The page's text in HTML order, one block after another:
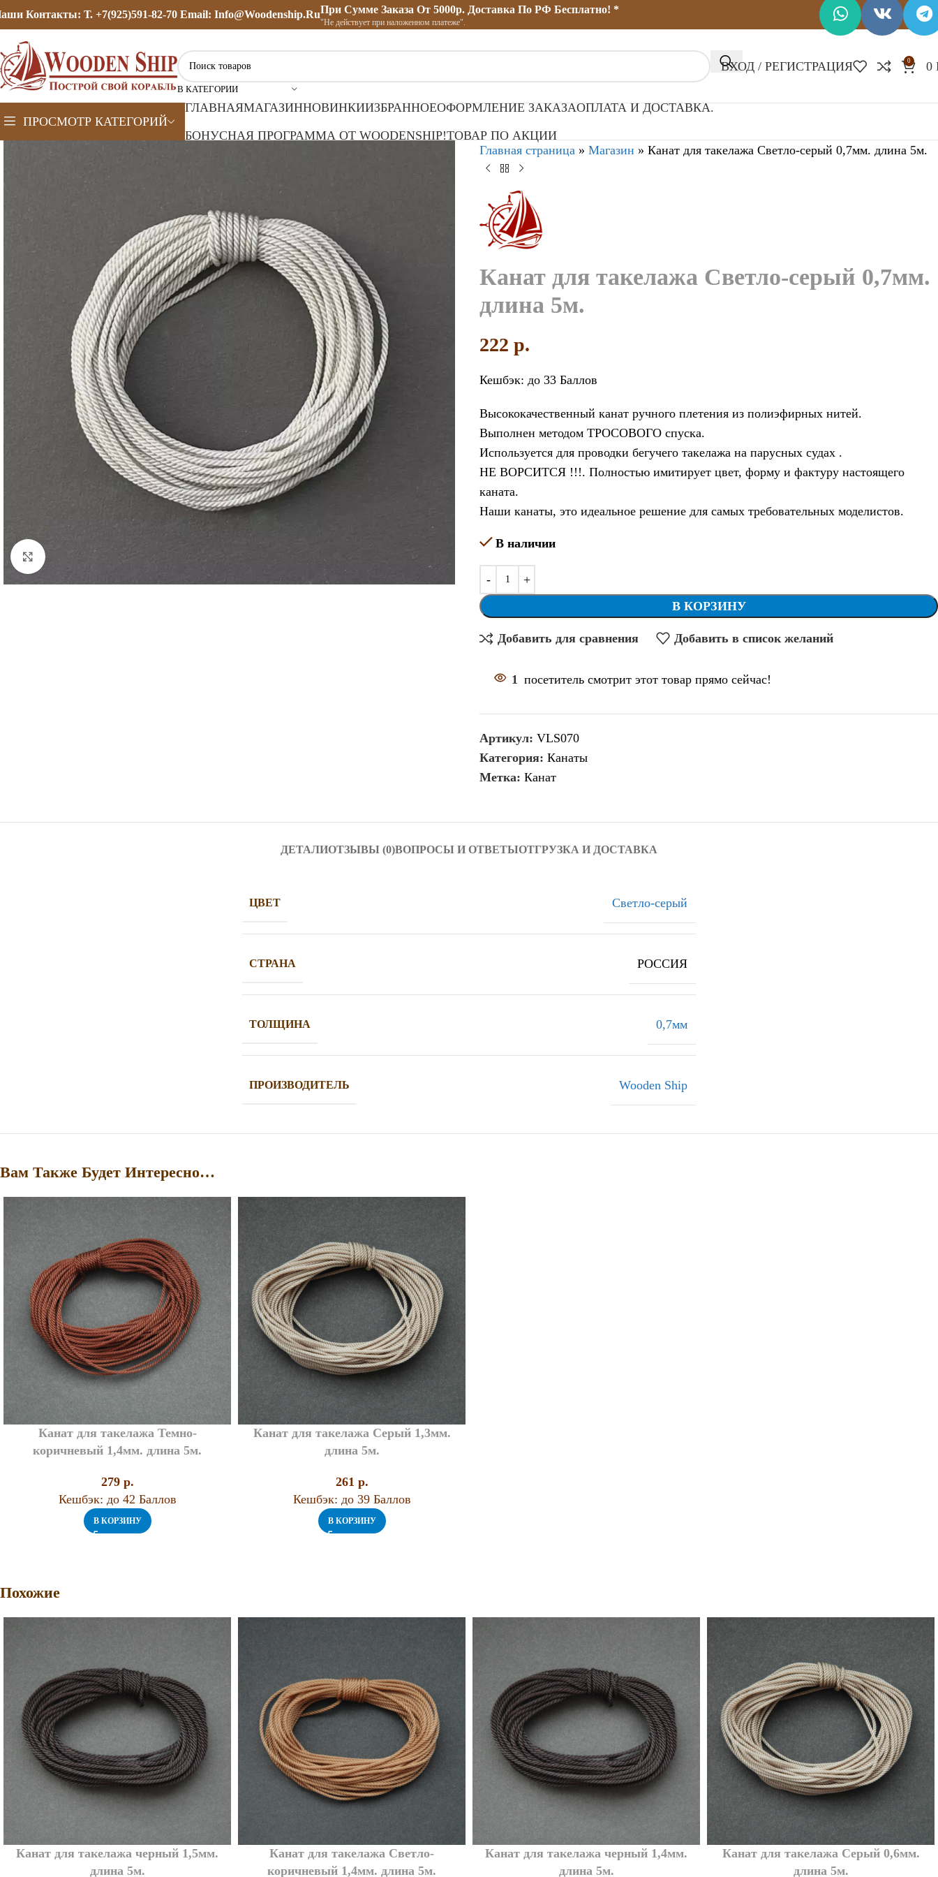
Контакты: Т. +7(925)591-82-70 Email: Info@woodenship.ruПри Сумме Заказа От 5000р. Доставка По РФ Бесплатно! *
"Не действует при наложенном платеже".
В КАТЕГОРИИ
ВХОД / РЕГИСТРАЦИЯ 0 0
ПРОСМОТР КАТЕГОРИЙ
ГЛАВНАЯМАГАЗИННОВИНКИИЗБРАННОЕОФОРМЛЕНИЕ ЗАКАЗАОПЛАТА И ДОСТАВКА.
БОНУСНАЯ ПРОГРАММА ОТ WOODENSHIP!ТОВАР ПО АКЦИИ
Нажмите, чтобы увеличить
Главная страница » Магазин » Канат для такелажа Светло-серый 0,7мм. длина 5м.
Канат для такелажа Светло-серый 0,7мм.
длина 5м.
222 p.
Кешбэк: до 33 Баллов
Высококачественный канат ручного плетения из полиэфирных нитей.
Выполнен методом ТРОСОВОГО спуска.
Используется для проводки бегучего такелажа на парусных судах .
НЕ ВОРСИТСЯ !!!. Полностью имитирует цвет, форму и фактуру настоящего
каната.
Наши канаты, это идеальное решение для самых требовательных моделистов.
В наличии
В КОРЗИНУ
Добавить для сравнения Добавить в список желаний
1 посетитель смотрит этот товар прямо сейчас!
Артикул: VLS070
Категория: Канаты
Метка: Канат
ДЕТАЛИОТЗЫВЫ (0)ВОПРОСЫ И ОТВЕТЫОТГРУЗКА И ДОСТАВКА
ЦВЕТ Светло-серый
СТРАНА РОССИЯ
ТОЛЩИНА 0,7мм
ПРОИЗВОДИТЕЛЬ Wooden Ship
Вам Также Будет Интересно…
Канат для такелажа Темно-
коричневый 1,4мм. длина 5м.
279 p.
Кешбэк: до 42 Баллов
В КОРЗИНУ
Канат для такелажа Серый 1,3мм.
длина 5м.
261 p.
Кешбэк: до 39 Баллов
В КОРЗИНУ
Похожие
Канат для такелажа черный 1,5мм.
длина 5м.
Канат для такелажа Светло-
коричневый 1,4мм. длина 5м.
Канат для такелажа черный 1,4мм.
длина 5м.
Канат для такелажа Серый 0,6мм.
длина 5м.